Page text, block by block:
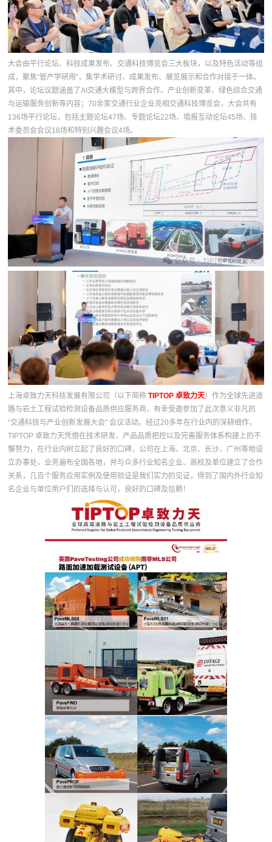
大会由平行论坛、科技成果发布、交通科技博览会三大板块，以及特色活动等组
成，聚焦“管产学研用”，集学术研讨、成果发布、展览展示和合作对接于一体。
其中，论坛议题涵盖了AI交通大模型与跨界合作、产业创新变革、绿色综合交通
与运输服务创新等内容；70余家交通行业企业亮相交通科技博览会，大会共有
136场平行论坛，包括主题论坛47场、专题论坛22场、墙报互动论坛45场、技
术委员会会议18场和特别兴趣会议4场。
上海卓致力天科技发展有限公司（以下简称TIPTOP 卓致力天）作为全球先进道
路与岩土工程试验检测设备品质供应服务商，有幸受邀参加了此次意义非凡的
“交通科技与产业创新发展大会” 会议活动。经过20多年在行业内的深耕细作，
TIPTOP 卓致力天凭借在技术研发、产品品质把控以及完善服务体系构建上的不
懈努力，在行业内树立起了良好的口碑，公司在上海、北京、长沙、广州等地设
立办事处，业务遍布全国各地，并与众多行业知名企业、高校及单位建立了合作
关系，几百个服务应用实例及使用验证是我们实力的见证，得到了国内外行业知
名企业与单位用户们的选择与认可，良好的口碑及信赖！